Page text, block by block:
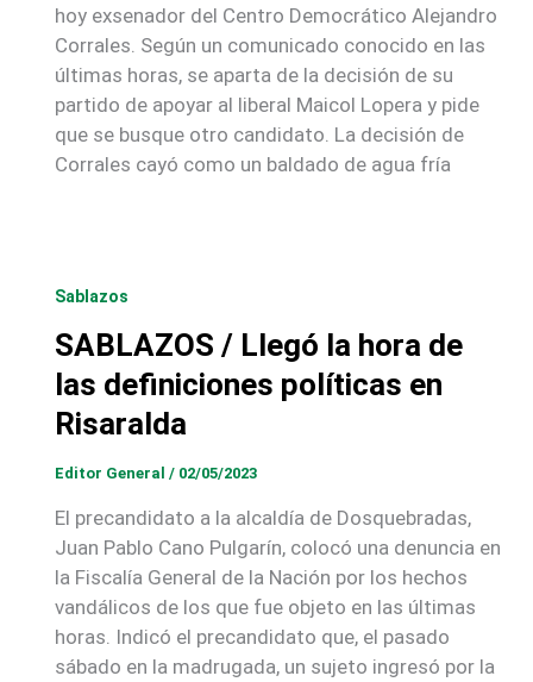
hoy exsenador del Centro Democrático Alejandro
Corrales. Según un comunicado conocido en las
últimas horas, se aparta de la decisión de su
partido de apoyar al liberal Maicol Lopera y pide
que se busque otro candidato. La decisión de
Corrales cayó como un baldado de agua fría
Sablazos
SABLAZOS / Llegó la hora de
las definiciones políticas en
Risaralda
Editor General / 02/05/2023
El precandidato a la alcaldía de Dosquebradas,
Juan Pablo Cano Pulgarín, colocó una denuncia en
la Fiscalía General de la Nación por los hechos
vandálicos de los que fue objeto en las últimas
horas. Indicó el precandidato que, el pasado
sábado en la madrugada, un sujeto ingresó por la